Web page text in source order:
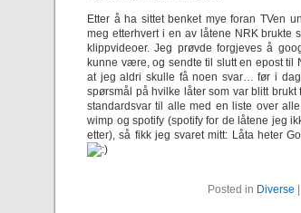
Etter å ha sittet benket mye foran TVen
meg etterhvert i en av låtene NRK brukte
klippvideoer. Jeg prøvde forgjeves å
kunne være, og sendte til slutt en epost til
at jeg aldri skulle få noen svar… før i
spørsmål på hvilke låter som var blitt
standardsvar til alle med en liste over
wimp og spotify (spotify for de låtene jeg
etter), så fikk jeg svaret mitt: Låta heter
Posted in Diverse